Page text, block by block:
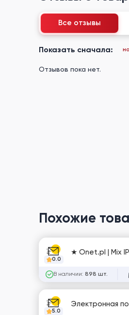
Все отзывы
Показать сначала:
Отзывов пока нет.
Похожие
0.0
★ Onet.pl | Mix
В наличии: 898 шт.
5.0
Электронная